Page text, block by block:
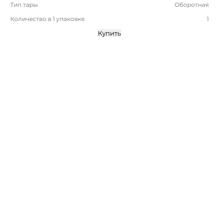
Тип тары
Оборотная
Количество в 1 упаковке
1
Купить